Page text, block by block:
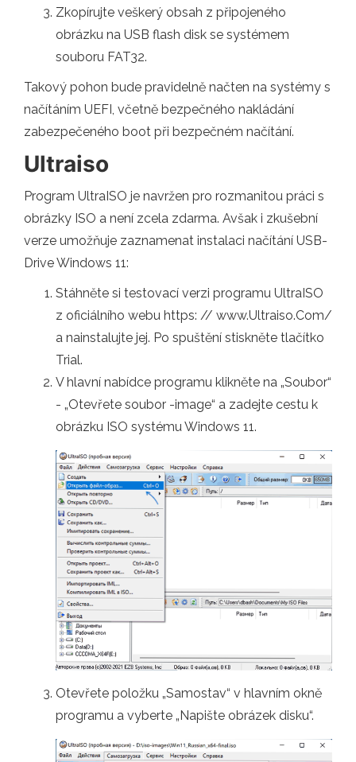
Zkopírujte veškerý obsah z připojeného
obrázku na USB flash disk se systémem
souboru FAT32.
Takový pohon bude pravidelně načten na systémy s
načítáním UEFI, včetně bezpečného nakládání
zabezpečeného boot při bezpečném načítání.
Ultraiso
Program UltraISO je navržen pro rozmanitou práci s
obrázky ISO a není zcela zdarma. Avšak i zkušební
verze umožňuje zaznamenat instalaci načítání USB-
Drive Windows 11:
Stáhněte si testovací verzi programu UltraISO
z oficiálního webu https: // www.Ultraiso.Com/
a nainstalujte jej. Po spuštění stiskněte tlačítko
Trial.
V hlavní nabídce programu klikněte na „Soubor“
- „Otevřete soubor -image“ a zadejte cestu k
obrázku ISO systému Windows 11.
Otevřete položku „Samostav“ v hlavním okně
programu a vyberte „Napište obrázek disku“.